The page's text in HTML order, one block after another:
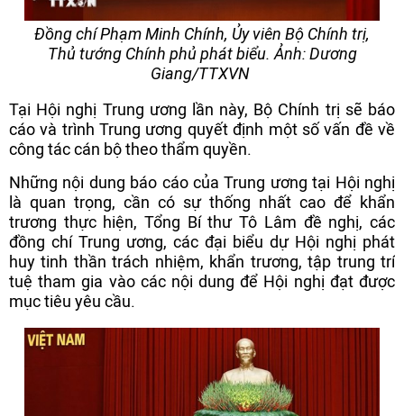
Đồng chí Phạm Minh Chính, Ủy viên Bộ Chính trị,
Thủ tướng Chính phủ phát biểu. Ảnh: Dương
Giang/TTXVN
Tại Hội nghị Trung ương lần này, Bộ Chính trị sẽ báo
cáo và trình Trung ương quyết định một số vấn đề về
công tác cán bộ theo thẩm quyền.
Những nội dung báo cáo của Trung ương tại Hội nghị
là quan trọng, cần có sự thống nhất cao để khẩn
trương thực hiện, Tổng Bí thư Tô Lâm đề nghị, các
đồng chí Trung ương, các đại biểu dự Hội nghị phát
huy tinh thần trách nhiệm, khẩn trương, tập trung trí
tuệ tham gia vào các nội dung để Hội nghị đạt được
mục tiêu yêu cầu.